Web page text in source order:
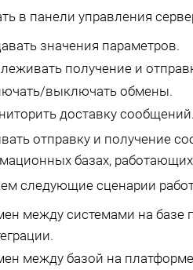
в панели управления
значения параметров.
получение и
выключать обмены.
доставку сообщений.
отправку и получение
базах,
следующие сценарии
между системами на базе
между базой на